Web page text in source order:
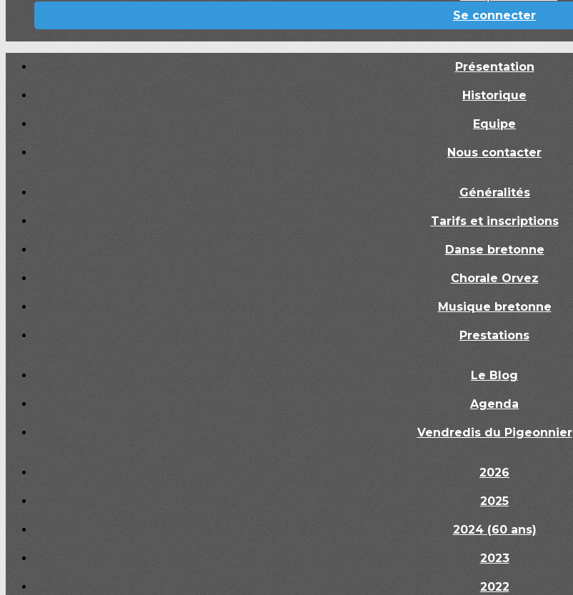
Se connecter
Présentation
Historique
Equipe
Nous contacter
Généralités
Tarifs et inscriptions
Danse bretonne
Chorale Orvez
Musique bretonne
Prestations
Le Blog
Agenda
Vendredis du Pigeonnier
2026
2025
2024 (60 ans)
2023
2022